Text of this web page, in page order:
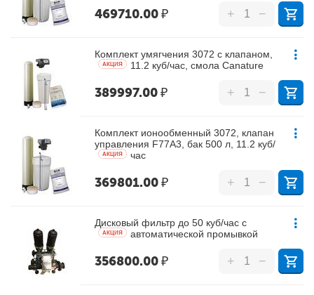
469710.00₽ + −
Комплект умягчения 3072 с клапаном,
11.2 куб/час, смола Canature
AКЦИЯ
389997.00₽ + −
Комплект ионообменный 3072, клапан
управления F77A3, бак 500 л, 11.2 куб/
час
AКЦИЯ
369801.00₽ + −
Дисковый фильтр до 50 куб/час с
автоматической промывкой
AКЦИЯ
356800.00₽ + −